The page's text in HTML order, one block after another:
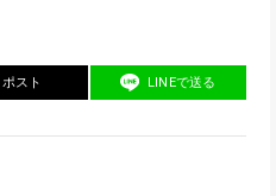
ポスト LINEで送る